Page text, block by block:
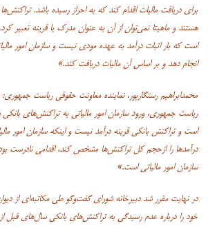
برای دریافت مالیات اقدام کند که به احراز رسیده باشد.
هستند و ماهیتا نمی‌توان از آن به عنوان مدرک یا قرینه تعبیر
است که بار اثبات درآمد به عهده مودی نیست و سازمان امور
انجام دهد و بر اساس آن مالیات دریافت کند.»
محمدابراهیم رستگارپور، نماینده معاونت حقوقی ریاست
است و تراکنش بانکی قرینه درآمد نیست و اینکه سازمان امور
درآمدها را ازحجم کل تراکنش‌ها مشخص کند، اقدامی نادرست
سازمان امور مالیاتی است.»
در نهایت مقرر شد دبیرخانه شورای گفت‌وگو طی مکاتبه‌ای از